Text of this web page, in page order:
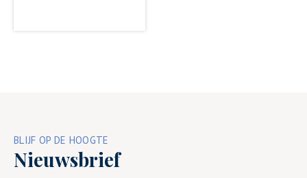
BLIJF OP DE HOOGTE
Nieuwsbrief